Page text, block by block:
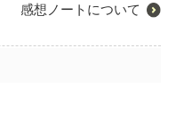
感想ノートについて